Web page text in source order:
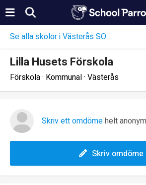
Se alla skolor i Västerås SO
Lilla Husets Förskola
Förskola · Kommunal · Västerås
Skriv ett omdömehelt
Skriv omdöme